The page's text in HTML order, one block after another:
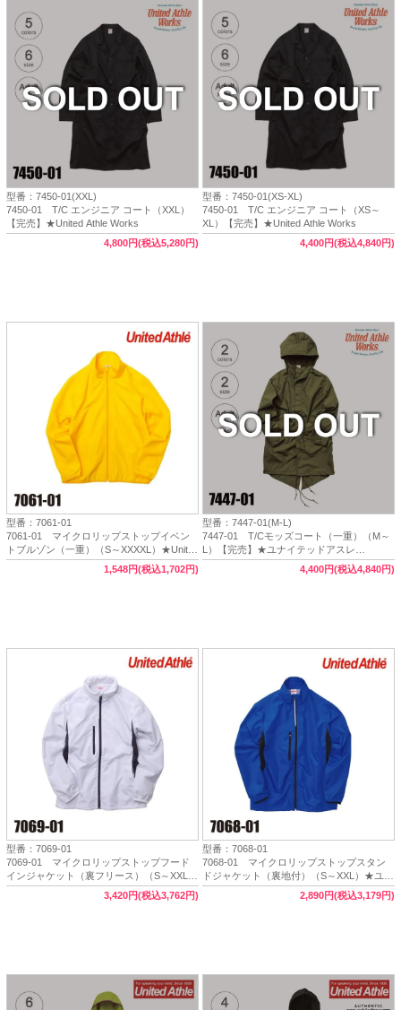
型番：7450-01(XXL)
7450-01 T/C エンジニア コート（XXL）
【完売】★United Athle Works
4,800円(税込5,280円)
型番：7450-01(XS-XL)
7450-01 T/C エンジニア コート（XS～
XL）【完売】★United Athle Works
4,400円(税込4,840円)
型番：7061-01
7061-01 マイクロリップストップイベン
トブルゾン（一重）（S～XXXXL）★United
Athle（ユナイテッドアスレ）
1,548円(税込1,702円)
型番：7447-01(M-L)
7447-01 T/Cモッズコート（一重）（M～
L）【完売】★ユナイテッドアスレ
（United Athle）
4,400円(税込4,840円)
型番：7069-01
7069-01 マイクロリップストップフード
インジャケット（裏フリース）（S～XXL）
★ユナイテッドアスレ（United Athle）
3,420円(税込3,762円)
型番：7068-01
7068-01 マイクロリップストップスタン
ドジャケット（裏地付）（S～XXL）★ユナ
イテッドアスレ（United Athle）
2,890円(税込3,179円)